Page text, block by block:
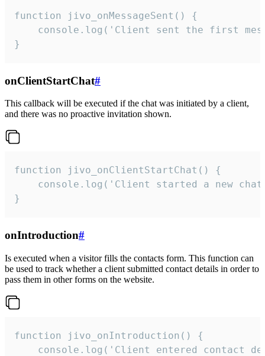
function jivo_onMessageSent() {
console.log('Client sent the first
}
onClientStartChat#
This callback will be executed if the chat was initiated by a client,
and there was no proactive invitation shown.
function jivo_onClientStartChat() {
console.log('Client started a new
}
onIntroduction#
Is executed when a visitor fills the contacts form. This function can
be used to track whether a client submitted contact details in order to
pass them in other forms on the website.
function jivo_onIntroduction() {
console.log('Client entered contact